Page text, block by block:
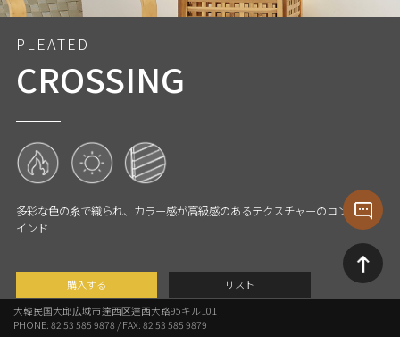
CROSSING
多彩な色の糸で織られ、カラー感が高級感のあるテクスチャーのコンビブラ
インド
購入する リスト
大韓民国大邱広域市達西区達西大路95キル101
PHONE: 82 53 585 9878 / FAX: 82 53 585 9879